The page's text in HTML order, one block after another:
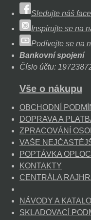
Sledujte náš
Inspirujte se na
Podívejte se na
Bankovní spojení
Číslo účtu:
Vše o nákupu
OBCHODNÍ
DOPRAVA A
ZPRACOVÁNÍ
VAŠE
POPTÁVKA
KONTAKTY
CENTRÁLA
NÁVODY A
SKLADOVACÍ